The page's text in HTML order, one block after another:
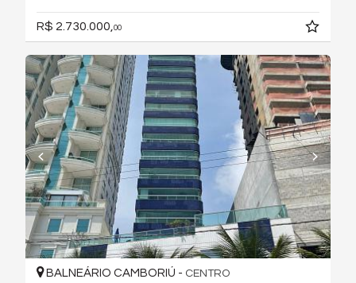
R$ 2.730.000, 00
BALNEÁRIO CAMBORIÚ - CENTRO